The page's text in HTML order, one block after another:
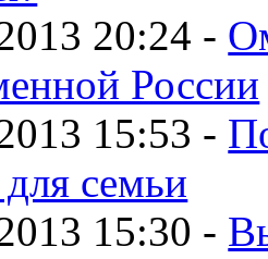
20:24 -
России
15:53 -
для семьи
15:30 -